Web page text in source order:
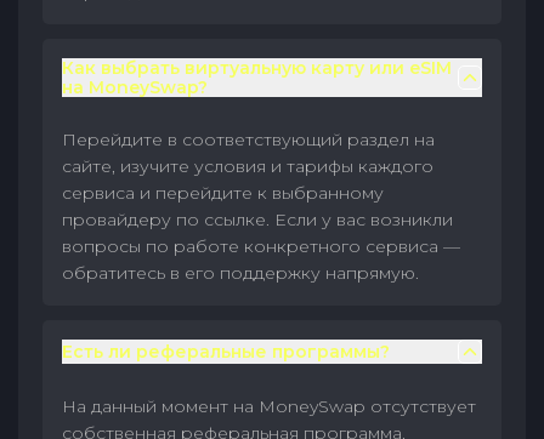
Как выбрать виртуальную карту или eSIM
на MoneySwap?
Перейдите в соответствующий раздел на
сайте, изучите условия и тарифы каждого
сервиса и перейдите к выбранному
провайдеру по ссылке. Если у вас возникли
вопросы по работе конкретного сервиса —
обратитесь в его поддержку напрямую.
Есть ли реферальные программы?
На данный момент на MoneySwap отсутствует
собственная реферальная программа.